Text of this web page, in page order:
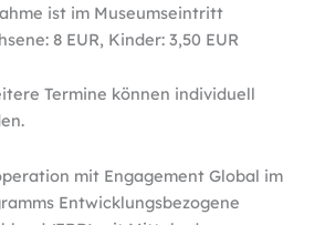
ist im Museumseintritt
8 EUR, Kinder: 3,50 EUR
Termine können individuell
mit Engagement Global im
Entwicklungsbezogene